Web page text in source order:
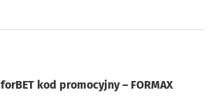
forBET kod promocyjny – FORMAX